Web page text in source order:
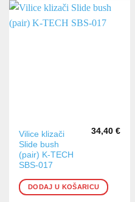
Vilice klizači
Slide bush
(pair) K-TECH
SBS-017
34,40 €
DODAJ U KOŠARICU